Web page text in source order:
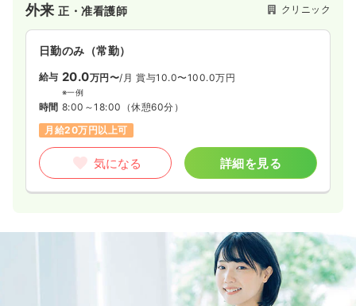
外来正・准看護師 クリニック
日勤のみ（常勤）
給与 20.0万円〜/月 賞与10.0〜100.0万円
※一例
時間 8:00～18:00 （休憩60分）
月給20万円以上可
気になる 詳細を見る